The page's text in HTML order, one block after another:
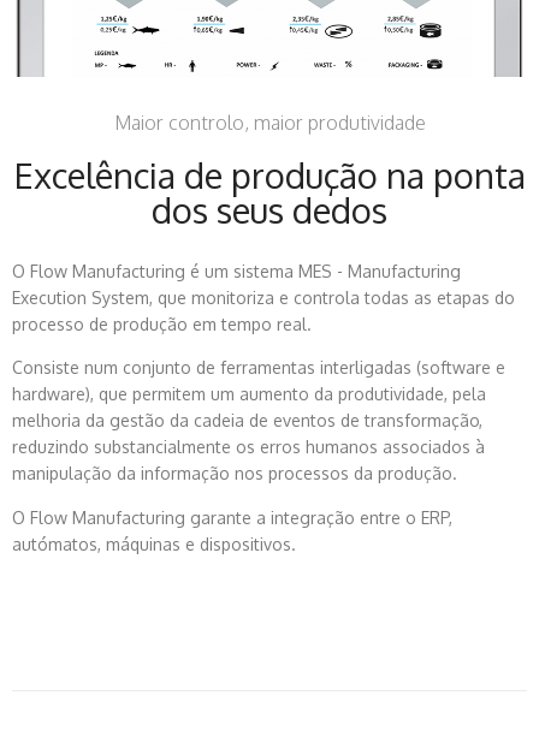
Maior controlo, maior produtividade
Excelência de produção na ponta
dos seus dedos
O Flow Manufacturing é um sistema MES - Manufacturing
Execution System, que monitoriza e controla todas as etapas do
processo de produção em tempo real.
Consiste num conjunto de ferramentas interligadas (software e
hardware), que permitem um aumento da produtividade, pela
melhoria da gestão da cadeia de eventos de transformação,
reduzindo substancialmente os erros humanos associados à
manipulação da informação nos processos da produção.
O Flow Manufacturing garante a integração entre o ERP,
autómatos, máquinas e dispositivos.